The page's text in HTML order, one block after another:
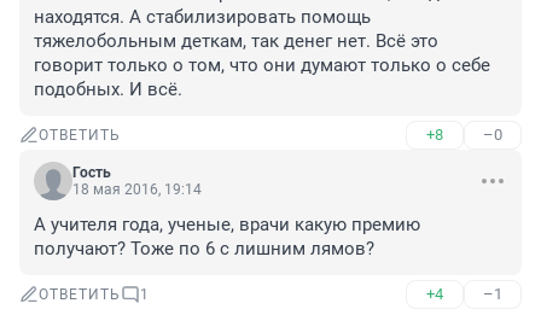
находятся. А стабилизировать помощь
тяжелобольным деткам, так денег нет. Всё это
говорит только о том, что они думают только о себе
подобных. И всё.
ОТВЕТИТЬ +8 –0
Гость
18 мая 2016, 19:14
А учителя года, ученые, врачи какую премию
получают? Тоже по 6 с лишним лямов?
ОТВЕТИТЬ 1 +4 –1